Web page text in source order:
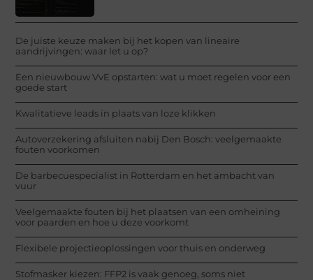
De juiste keuze maken bij het kopen van lineaire
aandrijvingen: waar let u op?
Een nieuwbouw VvE opstarten: wat u moet regelen voor een
goede start
Kwalitatieve leads in plaats van loze klikken
Autoverzekering afsluiten nabij Den Bosch: veelgemaakte
fouten voorkomen
De barbecuespecialist in Rotterdam en het ambacht van
vuur
Veelgemaakte fouten bij het plaatsen van een omheining
voor paarden en hoe u deze voorkomt
Flexibele projectieoplossingen voor thuis en onderweg
Stofmasker kiezen: FFP2 is vaak genoeg, soms niet